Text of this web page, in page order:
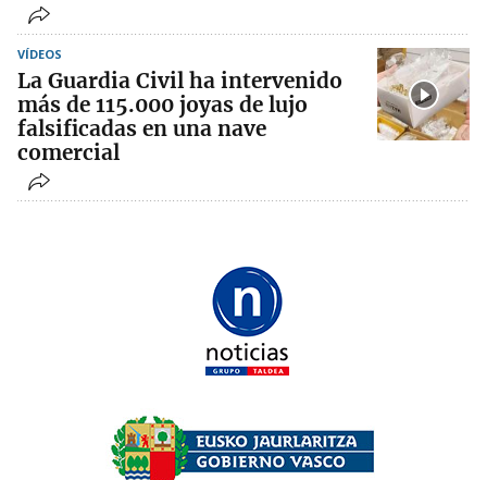
VÍDEOS
La Guardia Civil ha intervenido
más de 115.000 joyas de lujo
falsificadas en una nave
comercial